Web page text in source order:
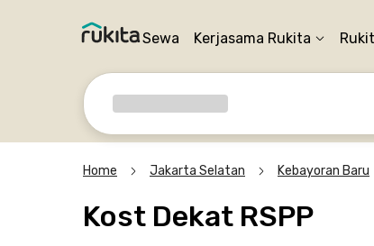
Sewa Kerjasama Rukita
Home Jakarta Selatan Kebayoran Baru
Kost Dekat RSPP